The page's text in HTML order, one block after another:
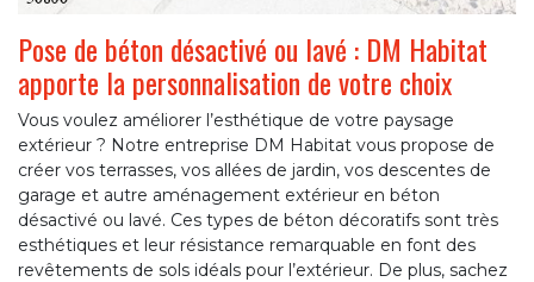
Pose de béton désactivé ou lavé : DM Habitat
apporte la personnalisation de votre choix
Vous voulez améliorer l’esthétique de votre paysage
extérieur ? Notre entreprise DM Habitat vous propose de
créer vos terrasses, vos allées de jardin, vos descentes de
garage et autre aménagement extérieur en béton
désactivé ou lavé. Ces types de béton décoratifs sont très
esthétiques et leur résistance remarquable en font des
revêtements de sols idéals pour l’extérieur. De plus, sachez